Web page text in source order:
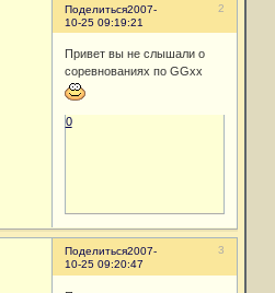
Поделиться 2
2007-
10-25 09:19:21
Привет вы не слышали о
соревнованиях по GGxx
0
Поделиться 3
2007-
10-25 09:20:47